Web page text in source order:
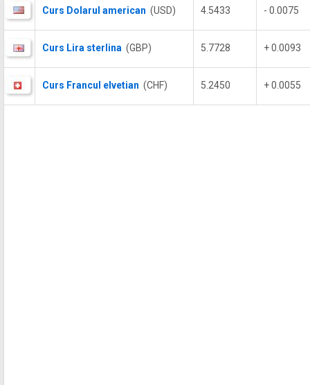
Curs Dolarul american (USD) 4.5433 - 0.0075
Curs Lira sterlina (GBP) 5.7728 + 0.0093
Curs Francul elvetian (CHF) 5.2450 + 0.0055